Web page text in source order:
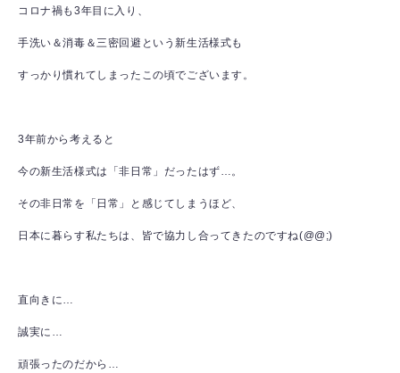
コロナ禍も3年目に入り、
手洗い＆消毒＆三密回避という新生活様式も
すっかり慣れてしまったこの頃でございます。
3年前から考えると
今の新生活様式は「非日常」だったはず…。
その非日常を「日常」と感じてしまうほど、
日本に暮らす私たちは、皆で協力し合ってきたのですね(@@;)
直向きに…
誠実に…
頑張ったのだから…